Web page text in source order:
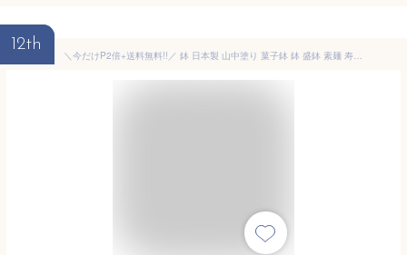
12th
＼今だけP2倍+送料無料!!／ 鉢 日本製 山中塗り 菓子鉢 鉢 盛鉢 素麺 寿司鉢 フルーツ鉢 サラダ鉢 麺鉢 ちらし寿司皿 パスタ皿 花器 おもてなし 皿 ごはん 菓子皿 小さい 大きい 食器 おしゃれ シンプル 和風 和食 和室 和食器 北欧 おすすめ